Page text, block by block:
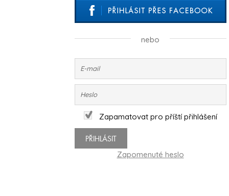
nebo
Zapamatovat pro příští přihlášení
PŘIHLÁSIT
Zapomenuté heslo